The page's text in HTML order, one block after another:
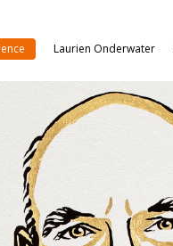
Laurien Onderwater